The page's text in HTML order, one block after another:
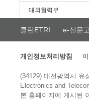
대외협력부
클린ETRI e-신문고
개인정보처리방침
(34129) 대전광역시 유
Electronics and
본 홈페이지에 게시된